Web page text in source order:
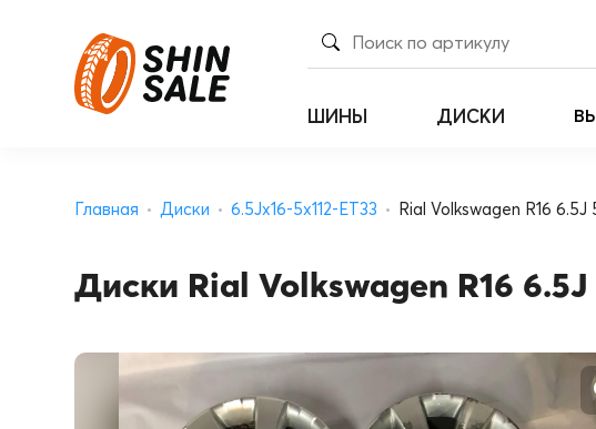
ШИНЫ ДИСКИ
Главная Диски 6.5Jx16-5x112-ET33 Rial Volkswagen R16 6.5J
Диски Rial Volkswagen R16 6.5J